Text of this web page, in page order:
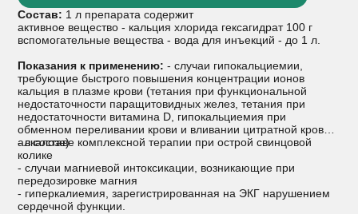
Состав: 1 л препарата содержит
активное вещество - кальция хлорида гексагидрат 100 г
вспомогательные вещества - вода для инъекций - до 1 л.
Показания к применению: - случаи гипокальциемии,
требующие быстрого повышения концентрации ионов
кальция в плазме крови (тетания при функциональной
недостаточности паращитовидных желез, тетания при
недостаточности витамина D, гипокальциемия при
обменном переливании крови и вливании цитратной крови,
алкалозе)
- в составе комплексной терапии при острой свинцовой
колике
- случаи магниевой интоксикации, возникающие при
передозировке магния
- гиперкалиемия, зарегистрированная на ЭКГ нарушением
сердечной функции.